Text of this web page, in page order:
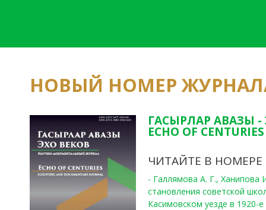
НОВЫЙ НОМЕР
ГАСЫРЛАР АВАЗЫ -
ECHO OF
ЧИТАЙТЕ В НОМЕРЕ
- Галлямова А. Г.,
становления советской
Касимовском уезде в 1920-е